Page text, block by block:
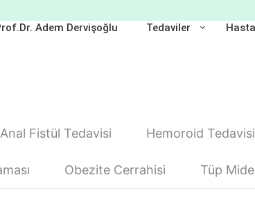
Adem Dervişoğlu Tedaviler
Anal Fistül Tedavisi Hemoroid Tedavisi
Obezite Cerrahisi Tüp